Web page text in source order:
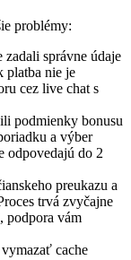
problémy:
zadali správne údaje
platba nie je
cez live chat s
podmienky bonusu
a výber
odpovedajú do 2
preukazu a
trvá zvyčajne
podpora vám
vymazať cache